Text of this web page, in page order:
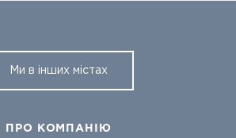
Ми в інших містах
ПРО КОМПАНІЮ